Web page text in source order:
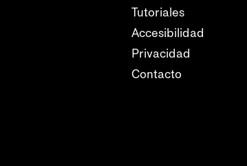
Tutoriales
Accesibilidad
Privacidad
Contacto